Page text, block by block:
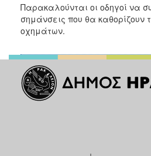
ΗΡΑΚΛΕΙΟ
Παρακαλούνται οι οδηγοί να
σημάνσεις που θα καθορίζουν
οχημάτων.